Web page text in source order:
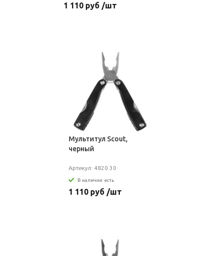
1 110 руб /шт
Мультитул Scout,
черный
Артикул: 4820.30
В наличии: есть
1 110 руб /шт